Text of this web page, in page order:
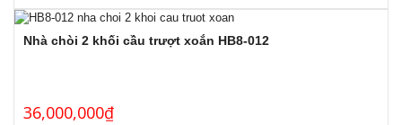
Nhà chòi 2 khối cầu trượt xoắn HB8-012
36,000,000₫